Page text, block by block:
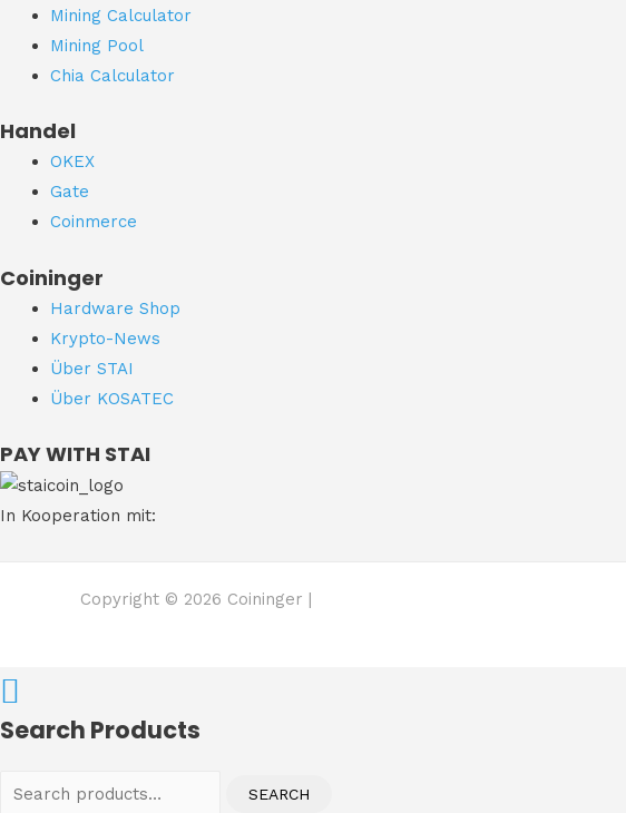
Mining Calculator
Mining Pool
Chia Calculator
Handel
OKEX
Gate
Coinmerce
Coininger
Hardware Shop
Krypto-News
Über STAI
Über KOSATEC
PAY WITH STAI
In Kooperation mit:
Copyright © 2026 Coininger |
Search Products
Search
SEARCH